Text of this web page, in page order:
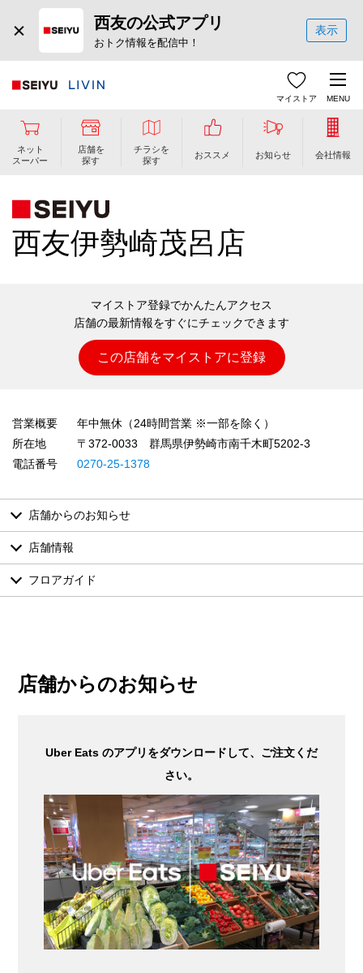
西友の公式アプリ
おトク情報を配信中！
表示
マイストア MENU
ネット
スーパー
店舗を
探す
チラシを
探す
おススメ お知らせ 会社情報
西友伊勢崎茂呂店
マイストア登録でかんたんアクセス
店舗の最新情報をすぐにチェックできます
この店舗をマイストアに登録
営業概要
年中無休（24時間営業 ※一部を除く）
所在地
〒372-0033 群馬県伊勢崎市南千木町5202-3
電話番号
0270-25-1378
店舗からのお知らせ
店舗情報
フロアガイド
店舗からのお知らせ
Uber Eats のアプリをダウンロードして、ご注文くだ
さい。